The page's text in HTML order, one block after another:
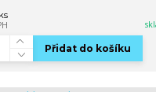
ks
Přidat do košíku